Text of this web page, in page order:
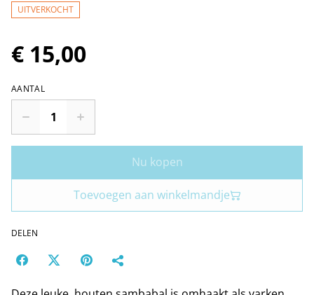
UITVERKOCHT
€ 15,00
AANTAL
Nu kopen
Toevoegen aan winkelmandje
DELEN